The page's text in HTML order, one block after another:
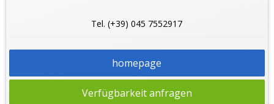
Tel. (+39) 045 7552917
homepage
Verfügbarkeit anfragen